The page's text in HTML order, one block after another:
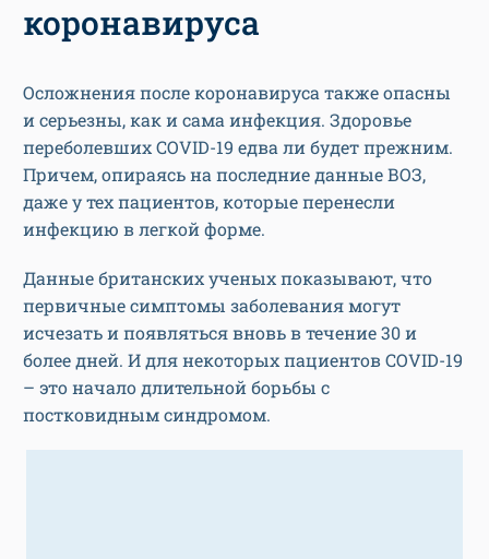
коронавируса
Осложнения после коронавируса также опасны
и серьезны, как и сама инфекция. Здоровье
переболевших COVID-19 едва ли будет прежним.
Причем, опираясь на последние данные ВОЗ,
даже у тех пациентов, которые перенесли
инфекцию в легкой форме.
Данные британских ученых показывают, что
первичные симптомы заболевания могут
исчезать и появляться вновь в течение 30 и
более дней. И для некоторых пациентов COVID-19
– это начало длительной борьбы с
постковидным синдромом.